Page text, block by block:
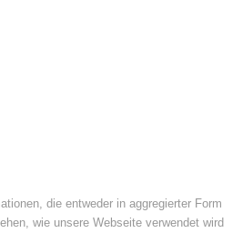
die entweder in aggregierter Form
wie unsere Webseite verwendet wird